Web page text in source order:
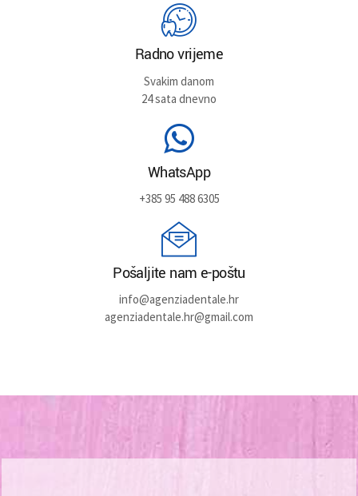
Radno vrijeme
Svakim danom
24 sata dnevno
WhatsApp
+385 95 488 6305
Pošaljite nam e-poštu
info@agenziadentale.hr
agenziadentale.hr@gmail.com